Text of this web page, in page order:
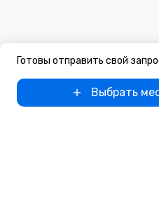
Готовы отправить свой
Выбрать